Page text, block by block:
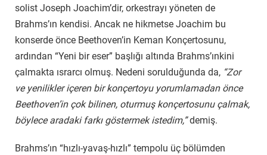
solist Joseph Joachim’dir, orkestrayı yöneten de
Brahms’ın kendisi. Ancak ne hikmetse Joachim bu
konserde önce Beethoven’in Keman Konçertosunu,
ardından “Yeni bir eser” başlığı altında Brahms’ınkini
çalmakta ısrarcı olmuş. Nedeni sorulduğunda da, “Zor
ve yenilikler içeren bir konçertoyu yorumlamadan önce
Beethoven’in çok bilinen, oturmuş konçertosunu çalmak,
böylece aradaki farkı göstermek istedim,”demiş.
Brahms’ın “hızlı-yavaş-hızlı” tempolu üç bölümden